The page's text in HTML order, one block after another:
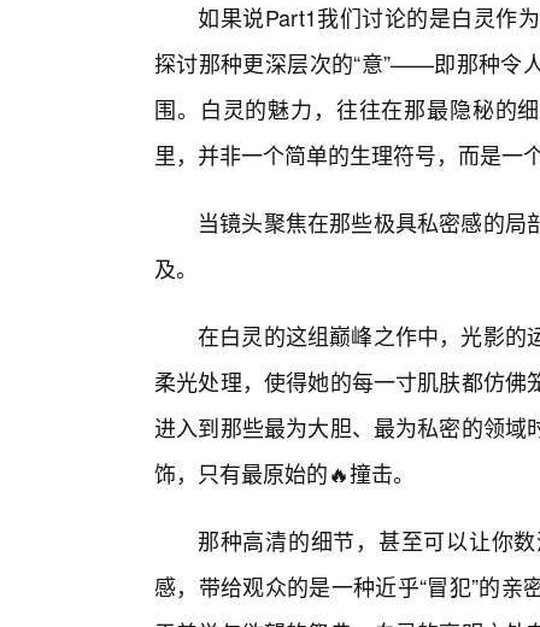
如果说Part1我们讨论的是白灵作
探讨那种更深层次的“意”——即那种令
围。白灵的魅力，往往在那最隐秘的
里，并非一个简单的生理符号，而是一
当镜头聚焦在那些极具私密感的
及。
在白灵的这组巅峰之作中，光影的
柔光处理，使得她的每一寸肌肤都仿
进入到那些最为大胆、最为私密的领
饰，只有最原始的🔥撞击。
那种高清的细节，甚至可以让你
感，带给观众的是一种近乎“冒犯”的